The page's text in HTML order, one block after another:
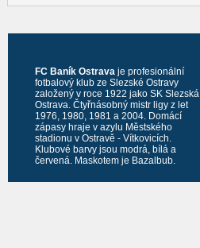
FC Baník Ostrava je profesionální
fotbalový klub ze Slezské Ostravy
založený v roce 1922 jako SK Slezská
Ostrava. Čtyřnásobný mistr ligy z let
1976, 1980, 1981 a 2004. Domácí
zápasy hraje v azylu Městského
stadionu v Ostravě - Vítkovicích.
Klubové barvy jsou modrá, bílá a
červená. Maskotem je Bazalbub.